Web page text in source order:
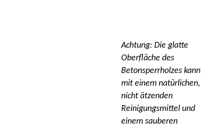
Achtung: Die glatte
Oberfläche des
Betonsperrholzes kann
mit einem natürlichen,
nicht ätzenden
Reinigungsmittel und
einem sauberen